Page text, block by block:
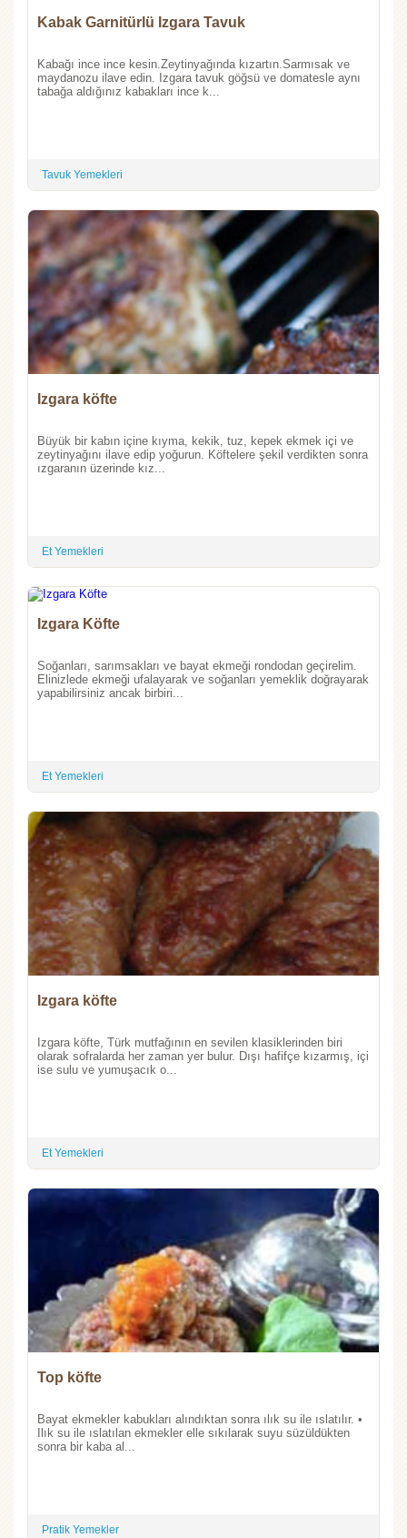
Kabak Garnitürlü Izgara Tavuk
Kabağı ince ince kesin.Zeytinyağında kızartın.Sarmısak ve
maydanozu ilave edin. Izgara tavuk göğsü ve domatesle aynı
tabağa aldığınız kabakları ince k...
Tavuk Yemekleri
Izgara köfte
Büyük bir kabın içine kıyma, kekik, tuz, kepek ekmek içi ve
zeytinyağını ilave edip yoğurun. Köftelere şekil verdikten sonra
ızgaranın üzerinde kız...
Et Yemekleri
Izgara Köfte
Soğanları, sarımsakları ve bayat ekmeği rondodan geçirelim.
Elinizlede ekmeği ufalayarak ve soğanları yemeklik doğrayarak
yapabilirsiniz ancak birbiri...
Et Yemekleri
Izgara köfte
Izgara köfte, Türk mutfağının en sevilen klasiklerinden biri
olarak sofralarda her zaman yer bulur. Dışı hafifçe kızarmış, içi
ise sulu ve yumuşacık o...
Et Yemekleri
Top köfte
Bayat ekmekler kabukları alındıktan sonra ılık su ile ıslatılır. •
Ilık su ile ıslatılan ekmekler elle sıkılarak suyu süzüldükten
sonra bir kaba al...
Pratik Yemekler